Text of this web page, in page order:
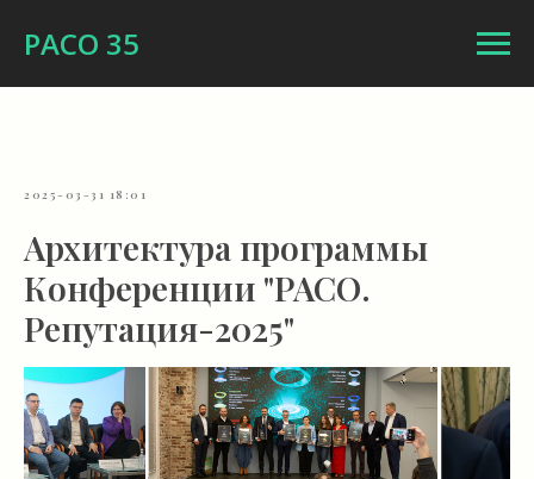
РАСО 35
2025-03-31 18:01
Архитектура программы
Конференции "РАСО.
Репутация-2025"